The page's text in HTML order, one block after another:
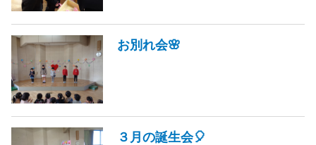
お別れ会🌸
３月の誕生会🎈